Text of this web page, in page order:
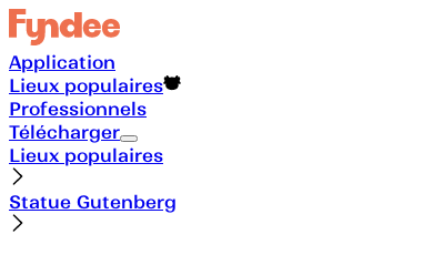
Application
Lieux populaires
Professionnels
Télécharger
Lieux populaires
Statue Gutenberg